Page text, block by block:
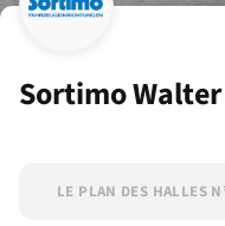
Sortimo Walter
LE PLAN DES HALLES